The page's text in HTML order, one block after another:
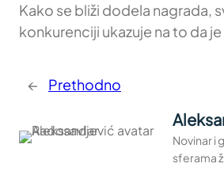
Kako se bliži dodela nagrada,
konkurenciji ukazuje na to da
← Prethodno
Novinar i
sferama